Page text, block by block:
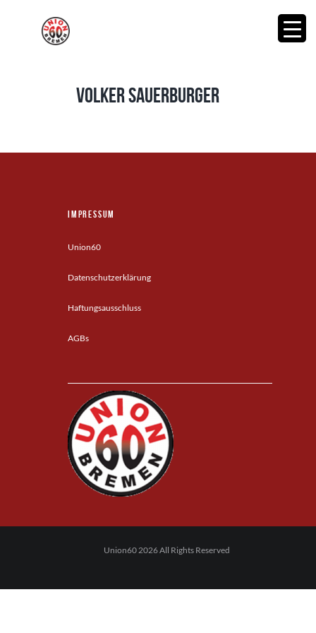
Volker Sauerburger
Impressum
Union60
Datenschutzerklärung
Haftungsausschluss
AGBs
Union60 2026 All Rights Reserved